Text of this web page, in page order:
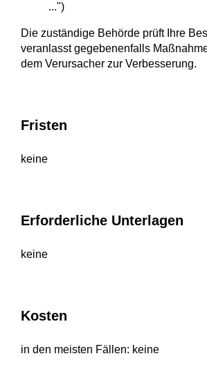
...")
Die zuständige Behörde prüft Ihre
veranlasst gegebenenfalls
dem Verursacher zur Verbesserung.
Fristen
keine
Erforderliche Unterlagen
keine
Kosten
in den meisten Fällen: keine